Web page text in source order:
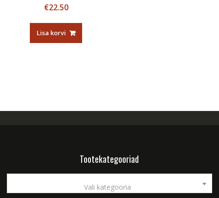
€22.50
Lisa korvi
Tootekategooriad
Vali kategooria